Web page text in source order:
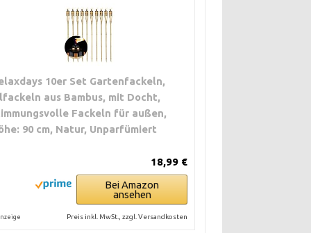
10er Set Gartenfackeln,
aus Bambus, mit Docht,
Fackeln für außen,
90 cm, Natur, Unparfümiert
18,99 €
Bei Amazon
ansehen
Preis inkl. MwSt., zzgl. Versandkosten